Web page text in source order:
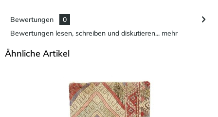
Bewertungen
0
Bewertungen lesen, schreiben und diskutieren... mehr
Ähnliche Artikel